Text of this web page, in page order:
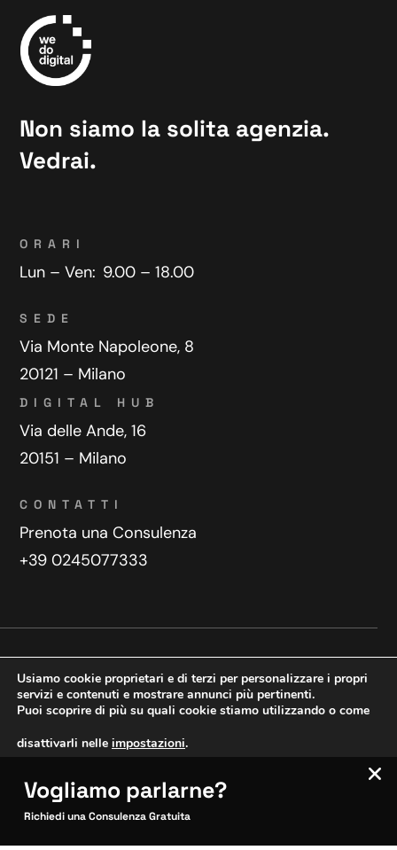
Non siamo la solita agenzia.
Vedrai.
ORARI
Lun – Ven: 9.00 – 18.00
SEDE
Via Monte Napoleone, 8
20121 – Milano
DIGITAL HUB
Via delle Ande, 16
20151 – Milano
CONTATTI
Prenota una Consulenza
+39 0245077333
Copyright © 2025 WeDoDigital
Creazione e sviluppo siti web
SITOCERTO®
Usiamo cookie proprietari e di terzi per personalizzare i propri
servizi e contenuti e mostrare annunci più pertinenti.
Puoi scoprire di più su quali cookie stiamo utilizzando o come
disattivarli nelle impostazioni.
Accetta Impostazioni
Vogliamo parlarne?
Richiedi una Consulenza Gratuita